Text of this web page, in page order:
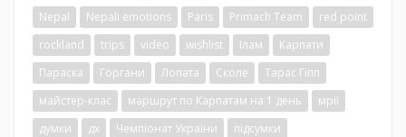
Nepal
Nepali emotions Paris Primach Team
red point
rockland
trips video wishlist Ілам
Карпати
Параска
Горгани Лопата Сколе
Тарас Гіпп
майстер-клас
маршрут по Карпатам на 1 день
мрії
думки
дх Чемпіонат України
підсумки